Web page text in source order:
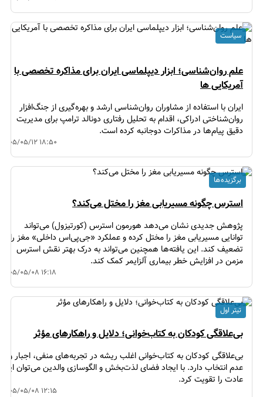
علم روان‌شناسی؛ ابزار دیپلماسی ایران برای مذاکره تخصصی با
آمریکایی ها
ایران با استفاده از مشاوران روان‌شناسی ارشد و بهره‌گیری از جنگ‌افزار
روان‌شناختی ادراکی، اقدام به تحلیل رفتاری دونالد ترامپ برای مدیریت
دقیق پیام‌ها در مذاکرات دوجانبه کرده است.
۱۴۰۵/۰۵/۱۲ ۱۸:۵۰
سیاست
استرس چگونه مسیریابی مغز را مختل می‌کند؟
پژوهش جدیدی نشان می‌دهد هورمون استرس (کورتیزول) می‌تواند
توانایی مسیریابی مغز را مختل کرده و عملکرد «جی‌پی‌اس داخلی» مغز را
تضعیف کند. این یافته‌ها همچنین می‌تواند به درک بهتر نقش استرس
مزمن در افزایش خطر بیماری آلزایمر کمک کند.
۱۴۰۵/۰۵/۰۸ ۱۶:۱۸
برگزیده ها
بی‌علاقگی کودکان به کتاب‌خوانی؛ دلایل و راهکارهای مؤثر
بی‌علاقگی کودکان به کتاب‌خوانی اغلب ریشه در تجربه‌های منفی، اجبار و
عدم انتخاب دارد. با ایجاد فضای لذت‌بخش و الگوسازی والدین می‌توان این
عادت را تقویت کرد.
۱۴۰۵/۰۵/۰۸ ۱۲:۱۵
تیتر اول